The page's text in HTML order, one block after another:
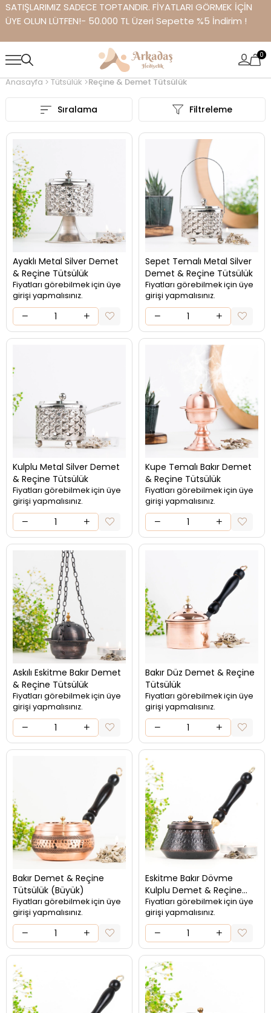
SATIŞLARIMIZ SADECE TOPTANDIR. FİYATLARI GÖRMEK İÇİN
ÜYE OLUN LÜTFEN!- 50.000 TL Üzeri Sepette %5 İndirim !
0
Anasayfa Tütsülük Reçine & Demet Tütsülük
Filtreleme
Sıralama
Ayaklı Metal Silver Demet
& Reçine Tütsülük
Fiyatları görebilmek için üye
girişi yapmalısınız.
Sepet Temalı Metal Silver
Demet & Reçine Tütsülük
Fiyatları görebilmek için üye
girişi yapmalısınız.
Kulplu Metal Silver Demet
& Reçine Tütsülük
Fiyatları görebilmek için üye
girişi yapmalısınız.
Kupe Temalı Bakır Demet
& Reçine Tütsülük
Fiyatları görebilmek için üye
girişi yapmalısınız.
Askılı Eskitme Bakır Demet
& Reçine Tütsülük
Fiyatları görebilmek için üye
girişi yapmalısınız.
Bakır Düz Demet & Reçine
Tütsülük
Fiyatları görebilmek için üye
girişi yapmalısınız.
Bakır Demet & Reçine
Tütsülük (Büyük)
Fiyatları görebilmek için üye
girişi yapmalısınız.
Eskitme Bakır Dövme
Kulplu Demet & Reçine
Tütsülük
Fiyatları görebilmek için üye
girişi yapmalısınız.